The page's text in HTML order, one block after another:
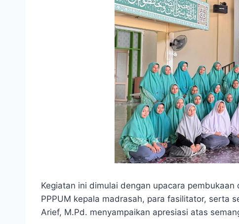
Kegiatan ini dimulai dengan upacara
PPPUM kepala madrasah, para fasilitator, serta
Arief, M.Pd. menyampaikan apresiasi atas